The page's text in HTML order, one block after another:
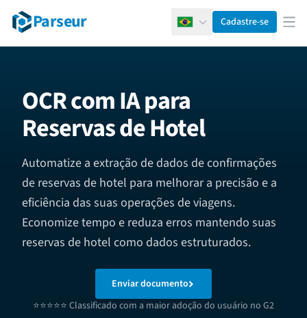
Parseur PortuguêsCadastre-se
OCR com IA para
Reservas de Hotel
Automatize a extração de dados de confirmações
de reservas de hotel para melhorar a precisão e a
eficiência das suas operações de viagens.
Economize tempo e reduza erros mantendo suas
reservas de hotel como dados estruturados.
Enviar documento
⭐⭐⭐⭐⭐ Classificado com a maior adoção do usuário no G2